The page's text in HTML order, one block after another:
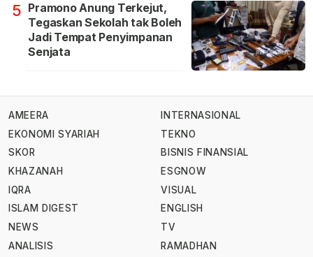
5 Pramono Anung Terkejut,
Tegaskan Sekolah tak Boleh
Jadi Tempat Penyimpanan
Senjata
AMEERA
EKONOMI SYARIAH
SKOR
KHAZANAH
IQRA
ISLAM DIGEST
NEWS
ANALISIS
INTERNASIONAL
TEKNO
BISNIS FINANSIAL
ESGNOW
VISUAL
ENGLISH
TV
RAMADHAN